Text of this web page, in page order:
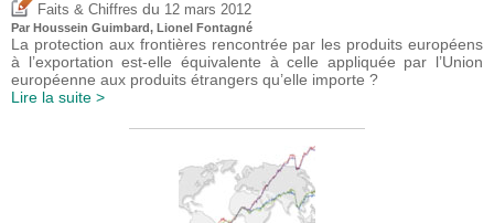
Faits & Chiffres du 12 mars 2012
Par Houssein Guimbard, Lionel Fontagné
La protection aux frontières rencontrée par les produits européens
à l’exportation est-elle équivalente à celle appliquée par l’Union
européenne aux produits étrangers qu’elle importe ?
Lire la suite >